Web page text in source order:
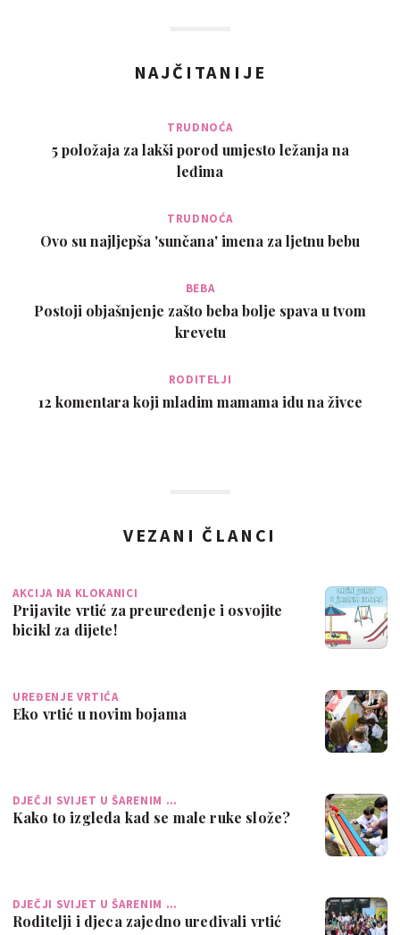
NAJČITANIJE
TRUDNOĆA
5 položaja za lakši porod umjesto ležanja na
leđima
TRUDNOĆA
Ovo su najljepša 'sunčana' imena za ljetnu bebu
BEBA
Postoji objašnjenje zašto beba bolje spava u tvom
krevetu
RODITELJI
12 komentara koji mladim mamama idu na živce
VEZANI ČLANCI
AKCIJA NA KLOKANICI
Prijavite vrtić za preuređenje i osvojite
bicikl za dijete!
UREĐENJE VRTIĆA
Eko vrtić u novim bojama
DJEČJI SVIJET U ŠARENIM …
Kako to izgleda kad se male ruke slože?
DJEČJI SVIJET U ŠARENIM …
Roditelji i djeca zajedno uređivali vrtić